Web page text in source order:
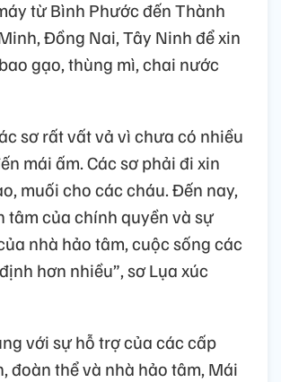
từ Bình Phước đến Thành
Đồng Nai, Tây Ninh để xin
gạo, thùng mì, chai nước
sơ rất vất vả vì chưa có nhiều
mái ấm. Các sơ phải đi xin
muối cho các cháu. Đến nay,
tâm của chính quyền và sự
nhà hảo tâm, cuộc sống các
hơn nhiều”, sơ Lụa xúc
với sự hỗ trợ của các cấp
đoàn thể và nhà hảo tâm, Mái